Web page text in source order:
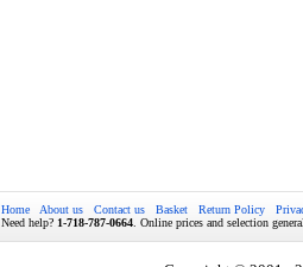
Home About us Contact us Basket Return Policy
Need help? 1-718-787-0664 . Online prices and selection